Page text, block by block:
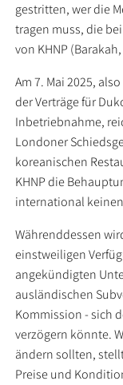
gestritten, wer die
tragen muss, die
von KHNP
Am 7. Mai 2025,
der Verträge für
Inbetriebnahme,
Londoner
koreanischen
KHNP die
international
Währenddessen
einstweiligen
angekündigten
ausländischen
Kommission - sich
verzögern könnte.
ändern sollten,
Preise und